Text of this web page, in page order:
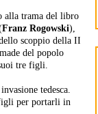
alla trama del libro
Franz Rogowski),
scoppio della II
del popolo
tre figli.
tedesca.
figli per portarli in